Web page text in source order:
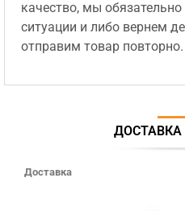
качество, мы
ситуации и либо вернем
отправим товар повторно.
ДОСТАВКА
Доставка